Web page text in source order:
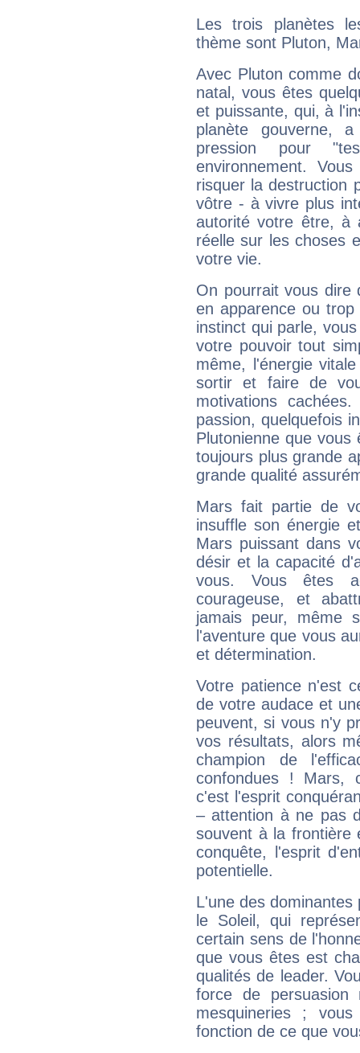
Les trois planètes
thème sont Pluton,
Avec Pluton comme
natal, vous êtes
et puissante, qui, à
planète gouverne,
pression pour
environnement.
risquer la destruction
vôtre - à vivre plus
autorité votre être, à
réelle sur les choses
votre vie.
On pourrait vous dire
en apparence ou
instinct qui parle,
votre pouvoir tout
même, l'énergie
sortir et faire de
motivations
passion, quelquefois
Plutonienne que
toujours plus grande
grande qualité
Mars fait partie de
insuffle son énergie
Mars puissant dans
désir et la capacité
vous. Vous êtes
courageuse, et
jamais peur, même
l'aventure que vous
et détermination.
Votre patience n'est
de votre audace et
peuvent, si vous n'y
vos résultats, alors
champion de
confondues ! Mars,
c'est l'esprit
– attention à ne pas
souvent à la frontière
conquête, l'esprit
potentielle.
L'une des
le Soleil, qui
certain sens de
que vous êtes est
qualités de leader.
force de
mesquineries ;
fonction de ce que